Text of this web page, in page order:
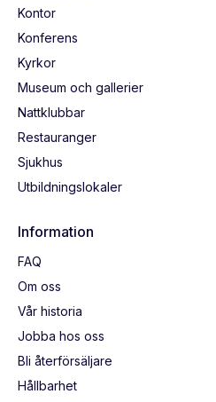
Kontor
Konferens
Kyrkor
Museum och gallerier
Nattklubbar
Restauranger
Sjukhus
Utbildningslokaler
Information
FAQ
Om oss
Vår historia
Jobba hos oss
Bli återförsäljare
Hållbarhet